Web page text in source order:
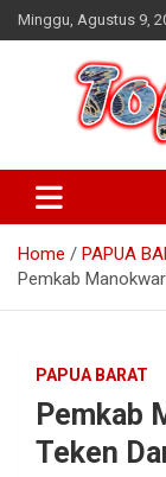
Skip
to
Minggu, Agustus 9,
Home
PAPUA
Pemkab
PAPUA BARAT
Pemkab
Teken